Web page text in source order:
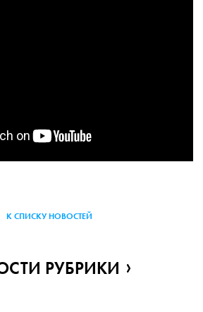
К СПИСКУ НОВОСТЕЙ
РУБРИКИ